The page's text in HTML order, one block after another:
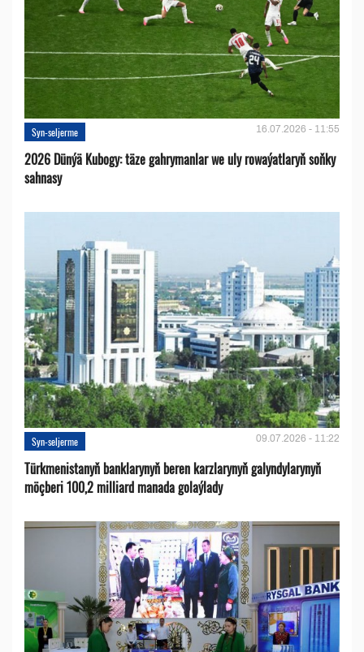
Syn-seljerme 16.07.2026 - 11:55
2026 Dünýä Kubogy: täze gahrymanlar we uly rowaýatlaryň soňky
sahnasy
Syn-seljerme 09.07.2026 - 11:22
Türkmenistanyň banklarynyň beren karzlarynyň galyndylarynyň
möçberi 100,2 milliard manada golaýlady